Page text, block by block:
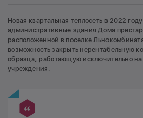
Новая квартальная теплосеть в 2022
административные здания Дома
расположенной в поселке
возможность закрыть нерентабельную
образца, работающую исключительно
учреждения.